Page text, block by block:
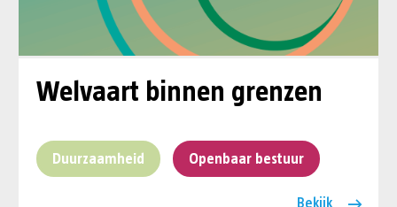
Welvaart binnen grenzen
Duurzaamheid Openbaar bestuur
Bekijk